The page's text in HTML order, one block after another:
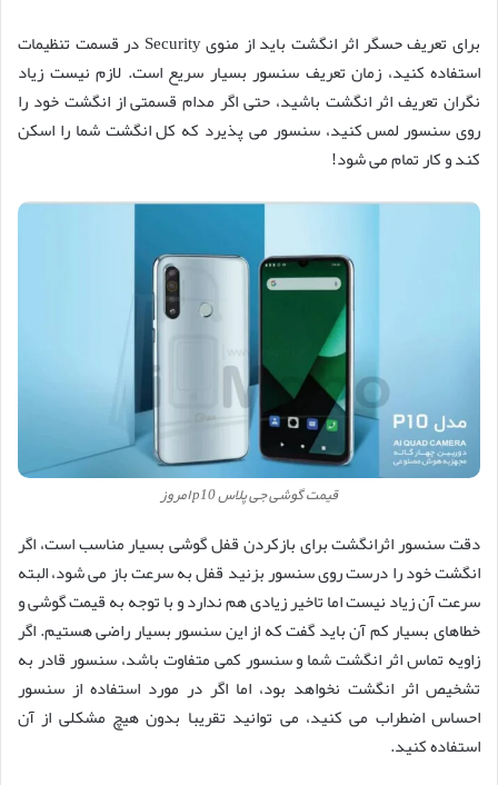
برای تعریف حسگر اثر انگشت باید از منوی Security در قسمت تنظیمات
استفاده کنید، زمان تعریف سنسور بسیار سریع است. لازم نیست زیاد
نگران تعریف اثر انگشت باشید، حتی اگر مدام قسمتی از انگشت خود را
روی سنسور لمس کنید، سنسور می پذیرد که کل انگشت شما را اسکن
کند و کار تمام می شود!
قیمت گوشی جی پلاس p10 امروز
دقت سنسور اثرانگشت برای بازکردن قفل گوشی بسیار مناسب است، اگر
انگشت خود را درست روی سنسور بزنید قفل به سرعت باز می شود، البته
سرعت آن زیاد نیست اما تاخیر زیادی هم ندارد و با توجه به قیمت گوشی و
خطاهای بسیار کم آن باید گفت که از این سنسور بسیار راضی هستیم. اگر
زاویه تماس اثر انگشت شما و سنسور کمی متفاوت باشد، سنسور قادر به
تشخیص اثر انگشت نخواهد بود، اما اگر در مورد استفاده از سنسور
احساس اضطراب می کنید، می توانید تقریبا بدون هیچ مشکلی از آن
استفاده کنید.